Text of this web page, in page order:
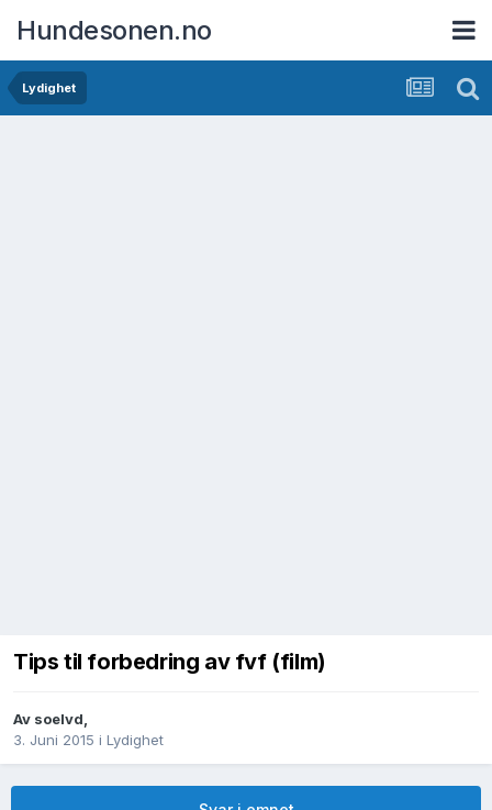
Hundesonen.no
Lydighet
Tips til forbedring av fvf (film)
Av soelvd,
3. Juni 2015 i Lydighet